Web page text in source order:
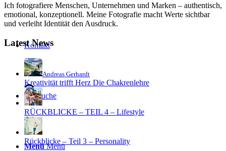
Kontakt
Suche
Menü Menü
Ich fotografiere Menschen, Unternehmen und Marken – authentisch,
emotional, konzeptionell. Meine Fotografie macht Werte sichtbar
und verleiht Identität den Ausdruck.
Latest News
Andreas Gerhardt
Kreativität trifft Herz Die Chakrenlehre
RÜCKBLICKE – TEIL 4 – Lifestyle
Rückblicke – Teil 3 – Personality